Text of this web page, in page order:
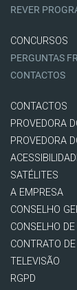
REVER
CONCURSOS
PERGUNTAS
CONTACTOS
CONTACTOS
PROVEDORA
PROVEDORA
SATÉLITES
A EMPRESA
CONSELHO
CONSELHO
CONTRATO
TELEVISÃO
RGPD